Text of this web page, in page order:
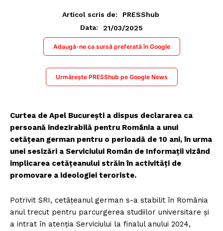
Articol scris de:
PRESShub
Data:
21/03/2025
Adaugă-ne ca sursă preferată în Google
Urmărește PRESShub pe Google News
Curtea de Apel București a dispus declararea ca
persoană indezirabilă pentru România a unui
cetățean german pentru o perioadă de 10 ani, în urma
unei sesizări a Serviciului Român de Informații vizând
implicarea cetățeanului străin în activități de
promovare a ideologiei teroriste.
Potrivit SRI, cetățeanul german s-a stabilit în România
anul trecut pentru parcurgerea studiilor universitare și
a intrat în atenția Serviciului la finalul anului 2024,